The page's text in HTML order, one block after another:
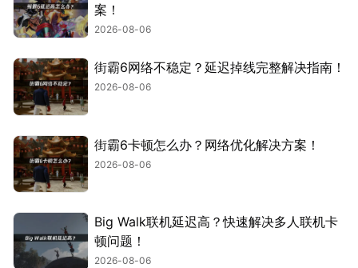
案！
2026-08-06
街霸6网络不稳定？延迟掉线完整解决指南！
2026-08-06
街霸6卡顿怎么办？网络优化解决方案！
2026-08-06
Big Walk联机延迟高？快速解决多人联机卡
顿问题！
2026-08-06